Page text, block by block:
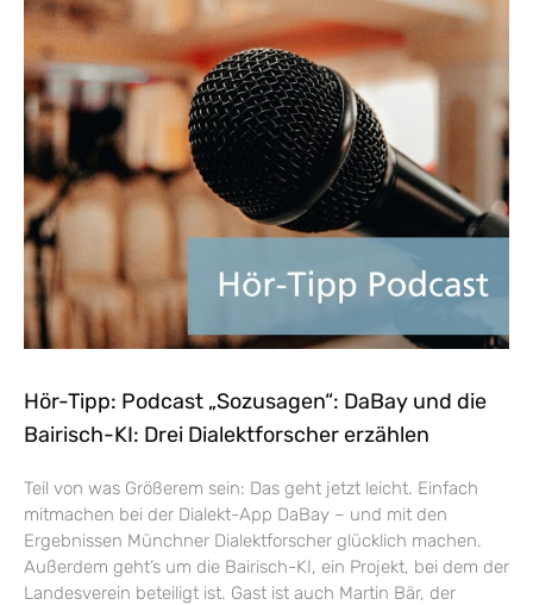
Hör-Tipp: Podcast „Sozusagen“: DaBay und die
Bairisch-KI: Drei Dialektforscher erzählen
Teil von was Größerem sein: Das geht jetzt leicht. Einfach
mitmachen bei der Dialekt-App DaBay – und mit den
Ergebnissen Münchner Dialektforscher glücklich machen.
Außerdem geht’s um die Bairisch-KI, ein Projekt, bei dem der
Landesverein beteiligt ist. Gast ist auch Martin Bär, der